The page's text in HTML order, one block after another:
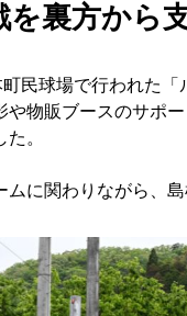
裏方から
民球場で行われた
物販ブースのサポ
。
に関わりながら、